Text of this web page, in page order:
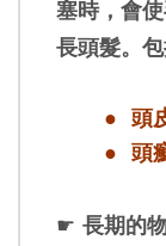
塞時，會
長頭髮。包
● 頭
● 頭
☛ 長期的